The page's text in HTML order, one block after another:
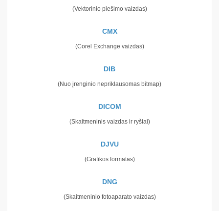
(Vektorinio piešimo vaizdas)
CMX
(Corel Exchange vaizdas)
DIB
(Nuo įrenginio nepriklausomas bitmap)
DICOM
(Skaitmeninis vaizdas ir ryšiai)
DJVU
(Grafikos formatas)
DNG
(Skaitmeninio fotoaparato vaizdas)